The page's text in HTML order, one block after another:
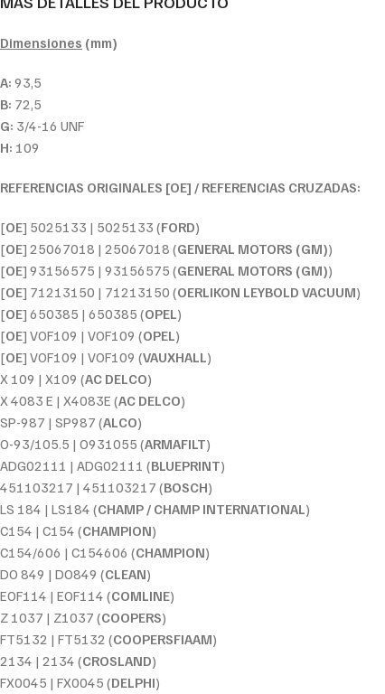
Dimensiones (mm)
A: 93,5
B: 72,5
G: 3/4-16 UNF
H: 109
REFERENCIAS ORIGINALES [OE] / REFERENCIAS CRUZADAS:
[OE] 5025133 | 5025133 (FORD)
[OE] 25067018 | 25067018 (GENERAL MOTORS (GM))
[OE] 93156575 | 93156575 (GENERAL MOTORS (GM))
[OE] 71213150 | 71213150 (OERLIKON LEYBOLD VACUUM)
[OE] 650385 | 650385 (OPEL )
[OE] VOF109 | VOF109 (OPEL )
[OE] VOF109 | VOF109 (VAUXHALL )
X 109 | X109 (AC DELCO)
X 4083 E | X4083E (AC DELCO)
SP-987 | SP987 (ALCO)
O-93/105.5 | O931055 (ARMAFILT)
ADG02111 | ADG02111 (BLUEPRINT)
451103217 | 451103217 (BOSCH)
LS 184 | LS184 (CHAMP / CHAMP INTERNATIONAL )
C154 | C154 (CHAMPION)
C154/606 | C154606 (CHAMPION)
DO 849 | DO849 (CLEAN)
EOF114 | EOF114 (COMLINE)
Z 1037 | Z1037 (COOPERS)
FT5132 | FT5132 (COOPERSFIAAM)
2134 | 2134 (CROSLAND)
FX0045 | FX0045 (DELPHI)